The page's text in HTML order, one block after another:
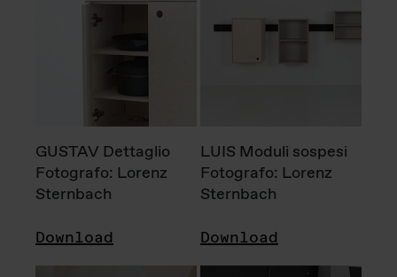
GUSTAV Dettaglio
Fotografo: Lorenz
Sternbach
Download
LUIS Moduli sospesi
Fotografo: Lorenz
Sternbach
Download